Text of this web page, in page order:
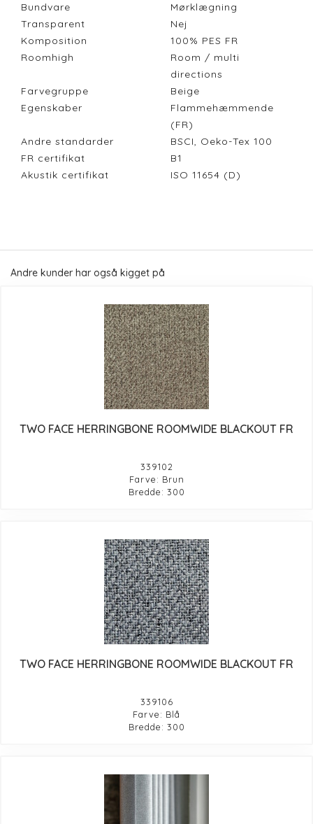
Bundvare
Mørklægning
Transparent
Nej
Komposition
100% PES FR
Roomhigh
Room / multi
directions
Farvegruppe
Beige
Egenskaber
Flammehæmmende
(FR)
Andre standarder
BSCI, Oeko-Tex 100
FR certifikat
B1
Akustik certifikat
ISO 11654 (D)
Andre kunder har også kigget på
TWO FACE HERRINGBONE ROOMWIDE BLACKOUT FR
339102
Farve: Brun
Bredde: 300
TWO FACE HERRINGBONE ROOMWIDE BLACKOUT FR
339106
Farve: Blå
Bredde: 300